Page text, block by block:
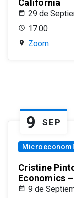
California
29 de
17:00
Zoom
9 SEP
Cristine
Economics –
9 de